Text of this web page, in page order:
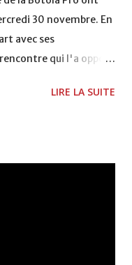
30 novembre. En
avec ses
qui l'a opposé
la 38e pour lesLIRE LA SUITE